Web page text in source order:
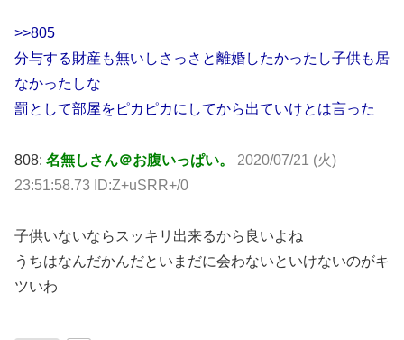
>>805
分与する財産も無いしさっさと離婚したかったし子供も居
なかったしな
罰として部屋をピカピカにしてから出ていけとは言った
808: 名無しさん＠お腹いっぱい。 2020/07/21 (火)
23:51:58.73 ID:Z+uSRR+/0
子供いないならスッキリ出来るから良いよね
うちはなんだかんだといまだに会わないといけないのがキ
ツいわ